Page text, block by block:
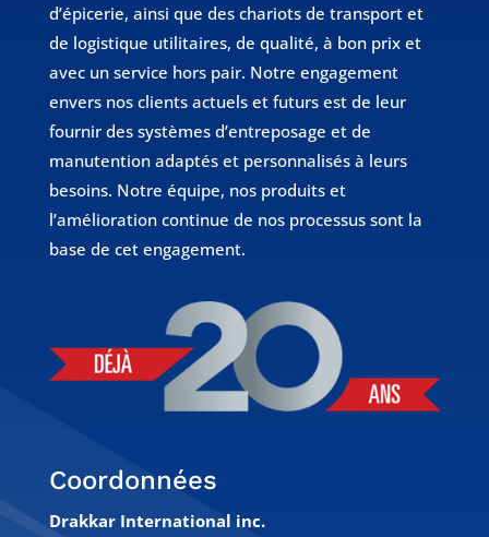
d’épicerie, ainsi que des chariots de transport et
de logistique utilitaires, de qualité, à bon prix et
avec un service hors pair. Notre engagement
envers nos clients actuels et futurs est de leur
fournir des systèmes d’entreposage et de
manutention adaptés et personnalisés à leurs
besoins. Notre équipe, nos produits et
l’amélioration continue de nos processus sont la
base de cet engagement.
Coordonnées
Drakkar International inc.